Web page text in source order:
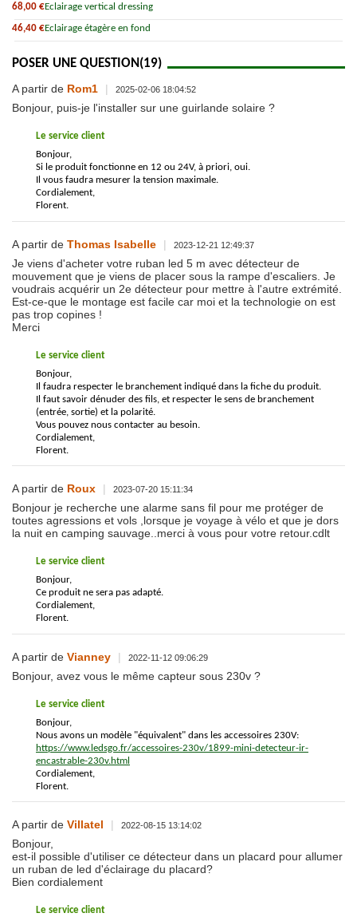
Eclairage vertical dressing
68,00 €
Eclairage étagère en fond
46,40 €
POSER UNE QUESTION(19)
A partir de Rom1 | 2025-02-06 18:04:52
Bonjour, puis-je l'installer sur une guirlande solaire ?
Le service client
Bonjour,
Si le produit fonctionne en 12 ou 24V, à priori, oui.
Il vous faudra mesurer la tension maximale.
Cordialement,
Florent.
A partir de Thomas Isabelle | 2023-12-21 12:49:37
Je viens d'acheter votre ruban led 5 m avec détecteur de
mouvement que je viens de placer sous la rampe d'escaliers. Je
voudrais acquérir un 2e détecteur pour mettre à l'autre extrémité.
Est-ce-que le montage est facile car moi et la technologie on est
pas trop copines !
Merci
Le service client
Bonjour,
Il faudra respecter le branchement indiqué dans la fiche du produit.
Il faut savoir dénuder des fils, et respecter le sens de branchement
(entrée, sortie) et la polarité.
Vous pouvez nous contacter au besoin.
Cordialement,
Florent.
A partir de Roux | 2023-07-20 15:11:34
Bonjour je recherche une alarme sans fil pour me protéger de
toutes agressions et vols ,lorsque je voyage à vélo et que je dors
la nuit en camping sauvage..merci à vous pour votre retour.cdlt
Le service client
Bonjour,
Ce produit ne sera pas adapté.
Cordialement,
Florent.
A partir de Vianney | 2022-11-12 09:06:29
Bonjour, avez vous le même capteur sous 230v ?
Le service client
Bonjour,
Nous avons un modèle "équivalent" dans les accessoires 230V:
https://www.ledsgo.fr/accessoires-230v/1899-mini-detecteur-ir-
encastrable-230v.html
Cordialement,
Florent.
A partir de Villatel | 2022-08-15 13:14:02
Bonjour,
est-il possible d'utiliser ce détecteur dans un placard pour allumer
un ruban de led d'éclairage du placard?
Bien cordialement
Le service client